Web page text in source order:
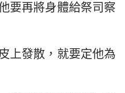
要再將身體給祭司察
上發散，就要定他為